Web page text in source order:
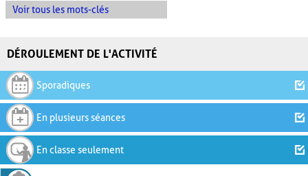
Voir tous les mots-clés
DÉROULEMENT DE L'ACTIVITÉ
Sporadiques
En plusieurs séances
En classe seulement